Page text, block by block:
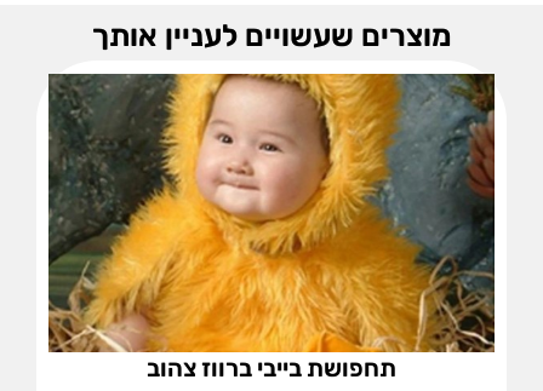
מוצרים שעשויים לעניין אותך
תחפושת בייבי ברווז צהוב